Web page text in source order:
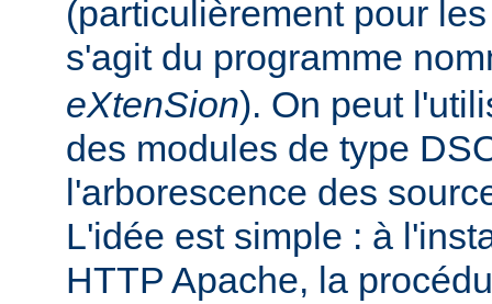
(particulièrement pour
s'agit du programme
eXtenSion). On peut
des modules de type
l'arborescence des
L'idée est simple : à
HTTP Apache, la